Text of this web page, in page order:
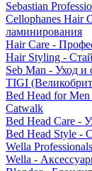
Sebastian
Cellophanes Hair
ламинирования
Hair Care -
Hair Styling -
Seb Man - Уход и
TIGI
Bed Head for
Catwalk
Bed Head Care -
Bed Head Style -
Wella
Wella -